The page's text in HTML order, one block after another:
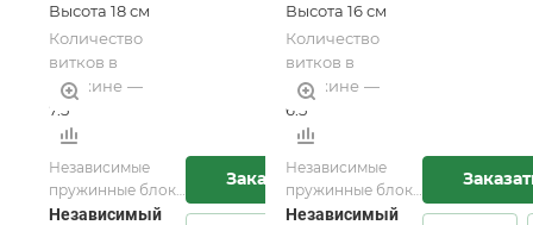
Высота 18 см
Количество
витков в
пружине —
7,5
Высота 16 см
Количество
витков в
пружине —
6,5
Независимые
пружинные блоки
для матрасов и
Независимый
Заказать
Независимые
пружинные блоки
для матрасов и
Независимый